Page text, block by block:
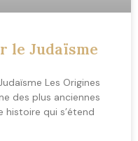
le Judaïsme
Les Origines
des plus anciennes
histoire qui s’étend